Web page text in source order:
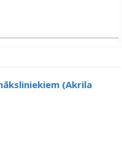
(Akrila